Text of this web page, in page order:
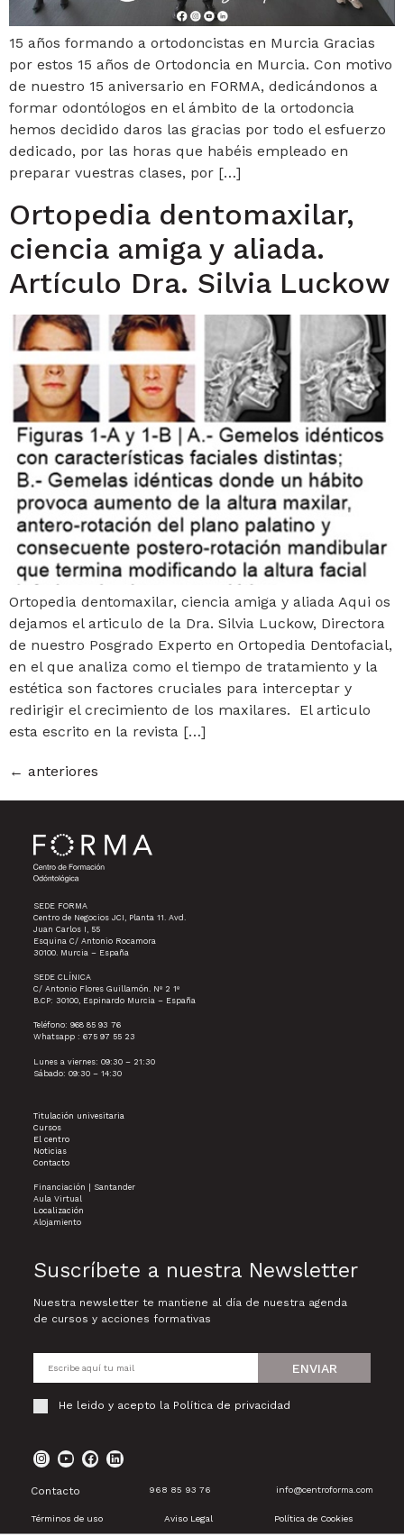
15 años formando a ortodoncistas en Murcia Gracias
por estos 15 años de Ortodoncia en Murcia. Con motivo
de nuestro 15 aniversario en FORMA, dedicándonos a
formar odontólogos en el ámbito de la ortodoncia
hemos decidido daros las gracias por todo el esfuerzo
dedicado, por las horas que habéis empleado en
preparar vuestras clases, por […]
Ortopedia dentomaxilar,
ciencia amiga y aliada.
Artículo Dra. Silvia Luckow
Ortopedia dentomaxilar, ciencia amiga y aliada Aqui os
dejamos el articulo de la Dra. Silvia Luckow, Directora
de nuestro Posgrado Experto en Ortopedia Dentofacial,
en el que analiza como el tiempo de tratamiento y la
estética son factores cruciales para interceptar y
redirigir el crecimiento de los maxilares. El articulo
esta escrito en la revista […]
← anteriores
SEDE FORMA
Centro de Negocios JCI, Planta 11. Avd.
Juan Carlos I, 55
Esquina C/ Antonio Rocamora
30100. Murcia – España
SEDE CLÍNICA
C/ Antonio Flores Guillamón. Nº 2 1º
B.CP: 30100, Espinardo Murcia – España
Teléfono: 968 85 93 76
Whatsapp : 675 97 55 23
Lunes a viernes: 09:30 – 21:30
Sábado: 09:30 – 14:30
Titulación univesitaria
Cursos
El centro
Noticias
Contacto
Financiación | Santander
Aula Virtual
Localización
Alojamiento
Suscríbete a nuestra Newsletter
Nuestra newsletter te mantiene al día de nuestra agenda
de cursos y acciones formativas
He leido y acepto la Política de privacidad
ENVIAR
Contacto 968 85 93 76 info@centroforma.com
Términos de uso Aviso Legal Política de Cookies